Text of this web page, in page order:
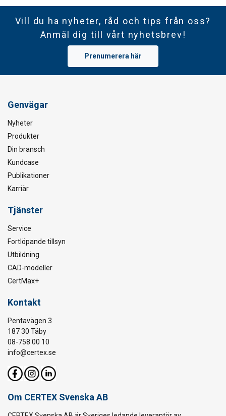
Vill du ha nyheter, råd och tips från oss?
Anmäl dig till vårt nyhetsbrev!
Prenumerera här
Genvägar
Nyheter
Produkter
Din bransch
Kundcase
Publikationer
Karriär
Tjänster
Service
Fortlöpande tillsyn
Utbildning
CAD-modeller
CertMax+
Kontakt
Pentavägen 3
187 30 Täby
08-758 00 10
info@certex.se
Om CERTEX Svenska AB